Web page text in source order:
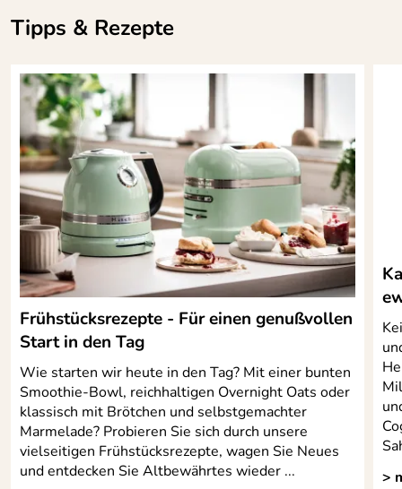
Tipps & Rezepte
Frühstücksrezepte - Für einen genußvollen
Start in den Tag
Wie starten wir heute in den Tag? Mit einer bunten
Smoothie-Bowl, reichhaltigen Overnight Oats oder
klassisch mit Brötchen und selbstgemachter
Marmelade? Probieren Sie sich durch unsere
vielseitigen Frühstücksrezepte, wagen Sie Neues
und entdecken Sie Altbewährtes wieder ...
>